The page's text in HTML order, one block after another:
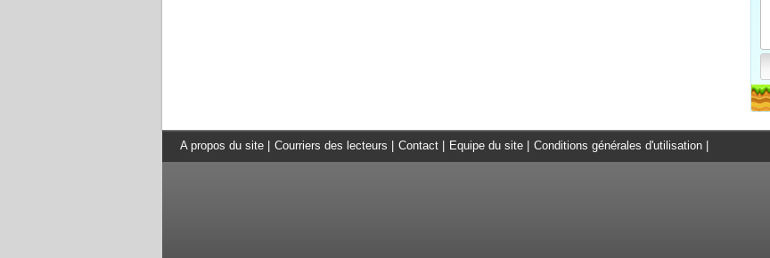
A propos du site Courriers des lecteurs Contact Equipe du site Conditions générales d'utilisation